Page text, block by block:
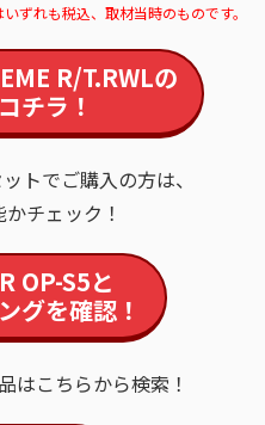
ずれも税込、取材当時のものです。
R/T.RWLの
チラ！
トでご購入の方は、
チェック！
OP-S5と
グを確認！
はこちらから検索！